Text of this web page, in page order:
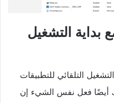
بداية التشغيل
التلقائي للتطبيقات
بإمكانك أيضًا فعل نفس الشيء إن